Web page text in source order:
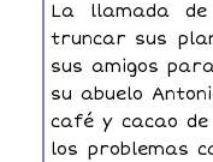
La llamada
truncar sus
sus amigos
su abuelo
café y cacao
los problemas